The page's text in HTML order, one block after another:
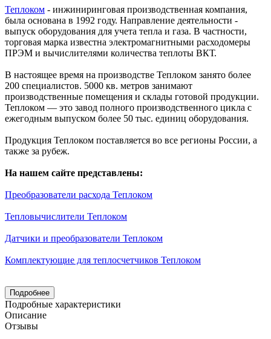
Теплоком - инжиниринговая производственная компания,
была основана в 1992 году. Направление деятельности -
выпуск оборудования для учета тепла и газа. В частности,
торговая марка известна электромагнитными расходомеры
ПРЭМ и вычислителями количества теплоты ВКТ.
В настоящее время на производстве Теплоком занято более
200 специалистов. 5000 кв. метров занимают
производственные помещения и склады готовой продукции.
Теплоком — это завод полного производственного цикла с
ежегодным выпуском более 50 тыс. единиц оборудования.
Продукция Теплоком поставляется во все регионы России, а
также за рубеж.
На нашем сайте представлены:
Преобразователи расхода Теплоком
Тепловычислители Теплоком
Датчики и преобразователи Теплоком
Комплектующие для теплосчетчиков Теплоком
Подробнее
Подробные характеристики
Описание
Отзывы